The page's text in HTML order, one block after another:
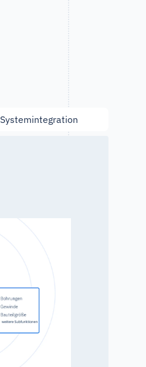
Systemintegration